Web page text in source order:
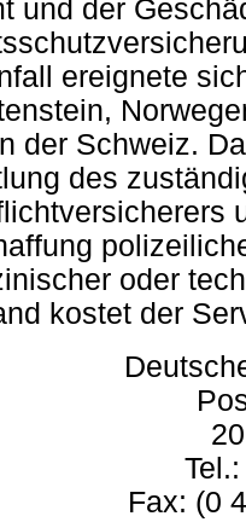
und der
ereignete
der Schweiz.
des
oder
kostet der
Fax: (0